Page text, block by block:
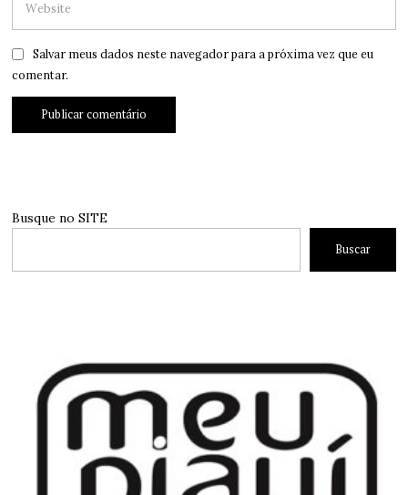
Salvar meus dados neste navegador para a próxima vez que eu
comentar.
Busque no SITE
Buscar